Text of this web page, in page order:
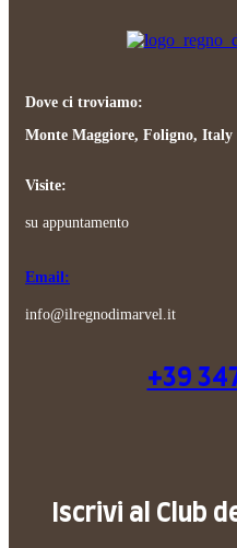
Dove ci troviamo:
Monte Maggiore, Foligno, Italy
Visite:
su appuntamento
Email:
info@ilregnodimarvel.it
+39
Iscrivi al Club